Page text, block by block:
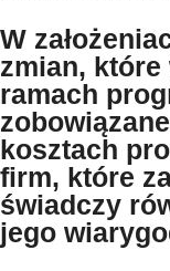
W
zmian, które
ramach
kosztach
firm, które
świadczy
jego